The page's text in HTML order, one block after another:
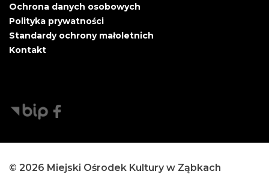
Ochrona danych osobowych
Polityka prywatności
Standardy ochrony małoletnich
Kontakt
© 2026 Miejski Ośrodek Kultury w Ząbkach